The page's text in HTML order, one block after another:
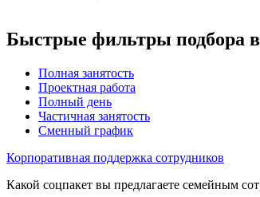
Быстрые фильтры подбора
Полная занятость
Проектная работа
Полный день
Частичная занятость
Сменный график
Корпоративная поддержка сотрудников
Какой соцпакет вы предлагаете семейным